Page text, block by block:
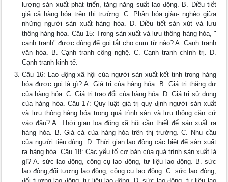
lượng sản xuất phát triển, tăng năng suất lao động. B. Điều tiết
giá cả hàng hóa trên thị trường. C. Phân hóa giàu- nghèo giữa
những người sản xuất hàng hóa. D. Điều tiết sản xút và lưu
thông hàng hóa. Câu 15: Trong sản xuất và lưu thông hàng hóa, "
cạnh tranh" được dùng để gọi tắt cho cụm từ nào? A. Cạnh tranh
văn hóa. B. Cạnh tranh công nghệ. C. Cạnh tranh chính trị. D.
Cạnh tranh kinh tế.
Câu 16: Lao động xã hội của người sản xuất kết tinh trong hàng
hóa được gọi là gì? A. Giá trị của hàng hóa. B. Giá trị thặng dư
của hàng hóa. C. Giá trị trao đổi của hàng hóa. D. Giá trị sử dụng
của hàng hóa. Câu 17: Quy luật giá trị quy định người sản xuất
và lưu thông hàng hóa trong quá trình sản và lưu thông căn cứ
vào đâu? A. Thời gian loa động xã hội cần thiết để sản xuất ra
hàng hóa. B. Giá cả của hàng hóa trên thị trường. C. Nhu cầu
của người tiêu dùng. D. Thời gian lao động các biệt để sản xuất
ra hàng hóa. Câu 18: Các yếu tố cơ bản của quá trình sản xuất là
gì? A. sức lao động, công cụ lao động, tư liệu lao động. B. sức
lao động,đối tượng lao động, công cụ lao động. C. sức lao động,